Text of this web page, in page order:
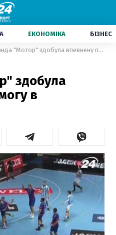
ЕКОНОМІКА БІЗНЕС
Команда "Мотор" здобула впевнену перемогу в євросезоні
здобула
в